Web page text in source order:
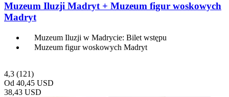
Muzeum Iluzji Madryt + Muzeum figur woskowych
Madryt
Muzeum Iluzji w Madrycie: Bilet wstępu
Muzeum figur woskowych Madryt
4,3 (121)
Od 40,45 USD
38,43 USD